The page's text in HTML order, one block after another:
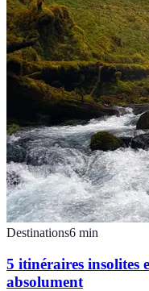
Destinations6 min
5 itinéraires insolites
absolument